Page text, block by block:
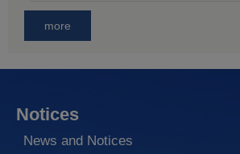
more
Notices
News and Notices